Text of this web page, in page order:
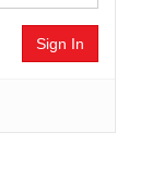
Sign In